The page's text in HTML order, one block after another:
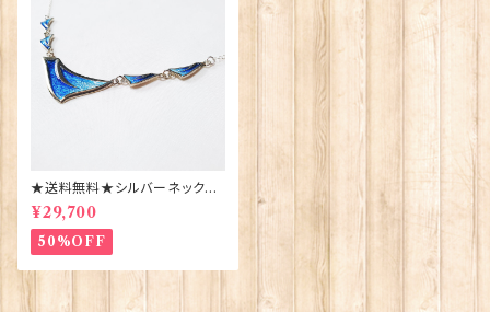
★送料無料★シルバーネックレ
スoasis5（EN104）ORTAK 70
141
¥29,700
50%OFF